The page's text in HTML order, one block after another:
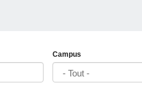
Campus